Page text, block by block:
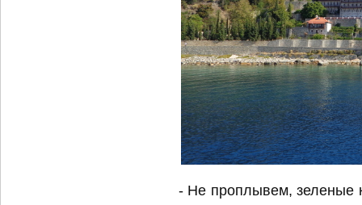
- Не проплывем, зеленые